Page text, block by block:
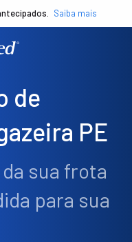
Saiba mais
de
PE
sua frota
para sua